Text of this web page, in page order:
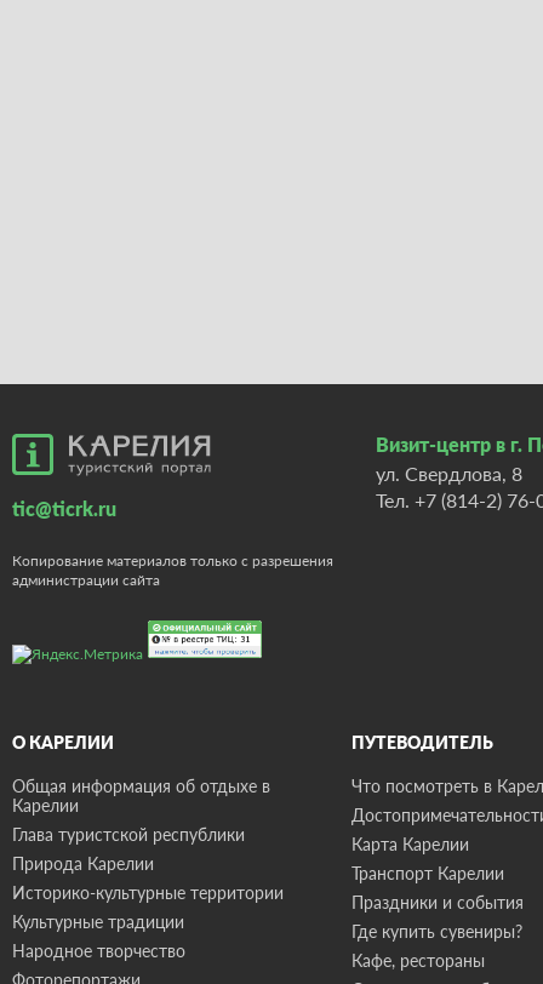
tic@ticrk.ru
Копирование материалов только с разрешения
администрации сайта
Визит-центр в г.
ул. Свердлова, 8
Тел. +7 (814-2) 76-
О КАРЕЛИИ
Общая информация об отдыхе в
Карелии
Глава туристской республики
Природа Карелии
Историко-культурные территории
Культурные традиции
Народное творчество
Фоторепортажи
ПУТЕВОДИТЕЛЬ
Что посмотреть в
Карта Карелии
Транспорт Карелии
Праздники и события
Где купить сувениры?
Кафе, рестораны